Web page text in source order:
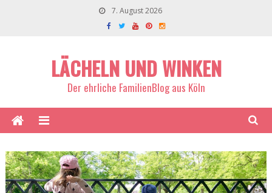
7. August 2026
LÄCHELN UND WINKEN
Der ehrliche FamilienBlog aus Köln